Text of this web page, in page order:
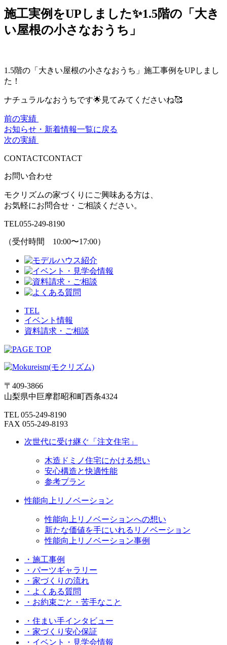
施工実例をUPしました✨1.5階の「大き
い屋根の小さなおうち」
1.5階の「大きい屋根の小さなおうち」施工事例をUPしまし
た！
ナチュラルなおうちです🌟見てみてくださいね🥰
前の実績
お知らせ・新着情報一覧に戻る
次の実績
CONTACTCONTACT
お問い合わせ
モクリズムの家づくりにご興味ある方は、
お気軽にお問合せ・ご相談ください。
TEL055-249-8190
（受付時間 10:00〜17:00）
TEL
イベント情報
資料請求・ご相談
〒409-3866
山梨県中巨摩郡昭和町西条4324
TEL 055-249-8190
FAX 055-249-8193
次世代に受け継ぐ「注文住宅」
木造ドミノ住宅にかける想い
安心構造と快適性能
参考プラン
性能向上リノベーション
性能向上リノベーションへの想い
新たな価値を手にいれるリノベーション
性能向上リノベーション事例
・施工事例
・パーツギャラリー
・家づくりの流れ
・よくある質問
・お約束ごと・苦手なこと
・住まい手インタビュー
・家づくり安心保証
・イベント・見学会情報